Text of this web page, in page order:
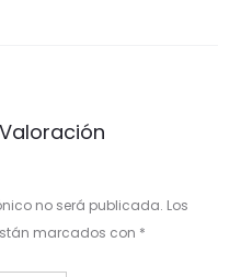
no será publicada. Los
marcados con *